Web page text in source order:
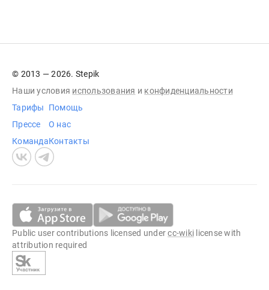
© 2013 — 2026. Stepik
Наши условия использования и конфиденциальности
Тарифы
Прессе
Команда
Помощь
О нас
Контакты
Public user contributions licensed undercc-wiki license with
attribution required